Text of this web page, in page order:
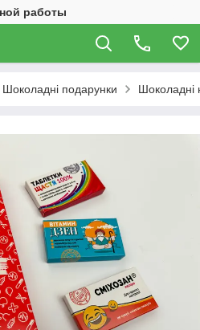
работы
Шоколадні подарунки Шоколадні